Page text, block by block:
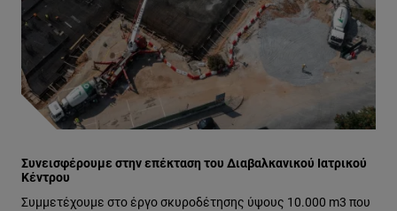
Συνεισφέρουμε στην επέκταση του Διαβαλκανικού Ιατρικού
Κέντρου
Συμμετέχουμε στο έργο σκυροδέτησης ύψους 10.000 m3 που